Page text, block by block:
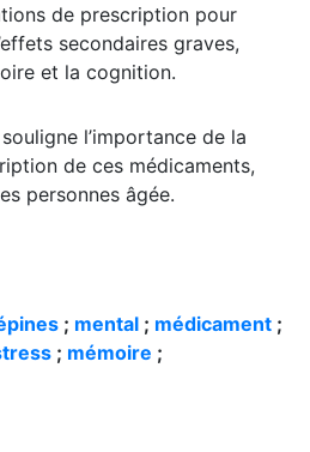
de prescription pour
secondaires graves,
et la cognition.
souligne l’importance de la
de ces médicaments,
personnes âgée.
; mental ; médicament ;
; mémoire ;